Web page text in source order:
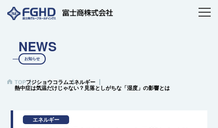
NEWS
お知らせ
TOPフジショウコラムエネルギー
熱中症は気温だけじゃない？見落としがちな「湿度」の影響とは
エネルギー